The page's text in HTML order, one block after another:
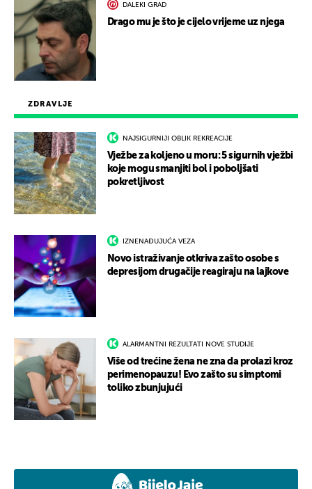
ZDRAVLJE
NAJSIGURNIJI OBLIK REKREACIJE
Vježbe za koljeno u moru: 5 sigurnih vježbi
koje mogu smanjiti bol i poboljšati
pokretljivost
IZNENAĐUJUĆA VEZA
Novo istraživanje otkriva zašto osobe s
depresijom drugačije reagiraju na lajkove
ALARMANTNI REZULTATI NOVE STUDIJE
Više od trećine žena ne zna da prolazi kroz
perimenopauzu! Evo zašto su simptomi
toliko zbunjujući
DALEKI GRAD
Drago mu je što je cijelo vrijeme uz njega